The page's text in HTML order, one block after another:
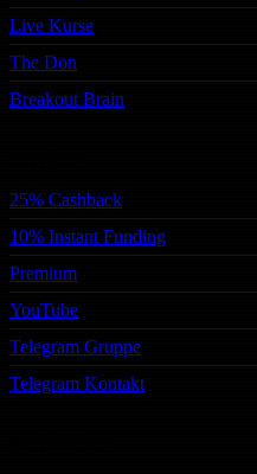
Live Kurse
The Don
Breakout Brain
25% Cashback
10% Instant Funding
Premium
YouTube
Telegram Gruppe
Telegram Kontakt